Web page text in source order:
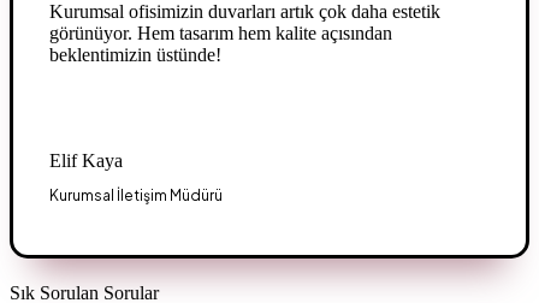
Kurumsal ofisimizin duvarları artık çok daha estetik
görünüyor. Hem tasarım hem kalite açısından
beklentimizin üstünde!
Elif Kaya
Kurumsal İletişim Müdürü
Sık Sorulan Sorular